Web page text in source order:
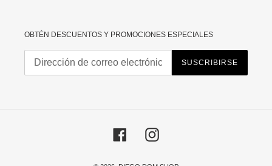
OBTÉN DESCUENTOS Y PROMOCIONES ESPECIALES
SUSCRIBIRSE
FacebookInstagram